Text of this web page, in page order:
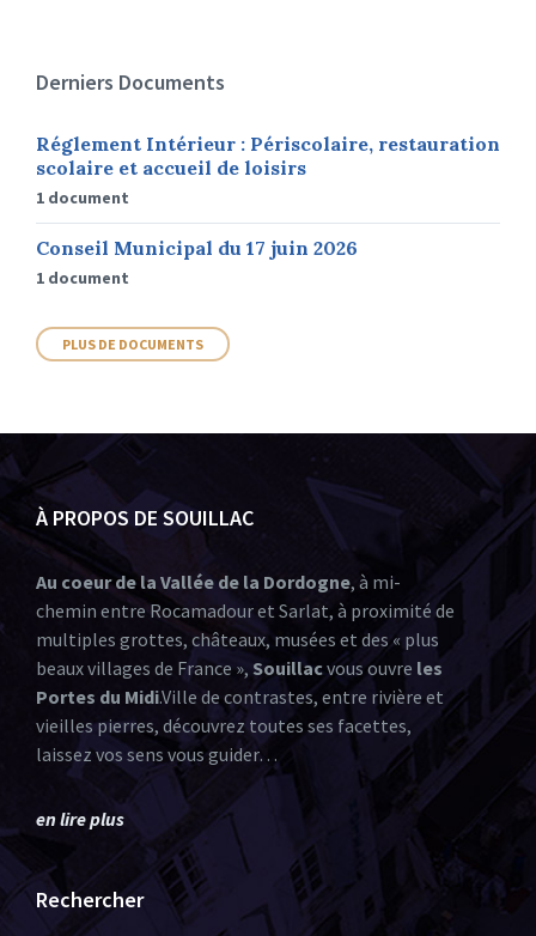
Derniers Documents
Réglement Intérieur : Périscolaire, restauration
scolaire et accueil de loisirs
1 document
Conseil Municipal du 17 juin 2026
1 document
PLUS DE DOCUMENTS
À PROPOS DE SOUILLAC
Au coeur de la Vallée de la Dordogne, à mi-
chemin entre Rocamadour et Sarlat, à proximité de
multiples grottes, châteaux, musées et des « plus
beaux villages de France », Souillacvous ouvre les
Portes du Midi.Ville de contrastes, entre rivière et
vieilles pierres, découvrez toutes ses facettes,
laissez vos sens vous guider…
en lire plus
Rechercher